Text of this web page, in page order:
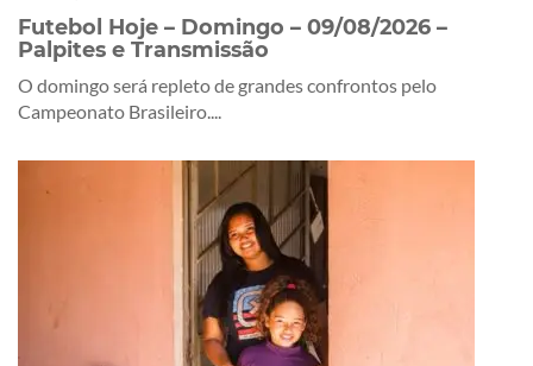
Futebol Hoje – Domingo – 09/08/2026 –
Palpites e Transmissão
O domingo será repleto de grandes confrontos pelo
Campeonato Brasileiro....